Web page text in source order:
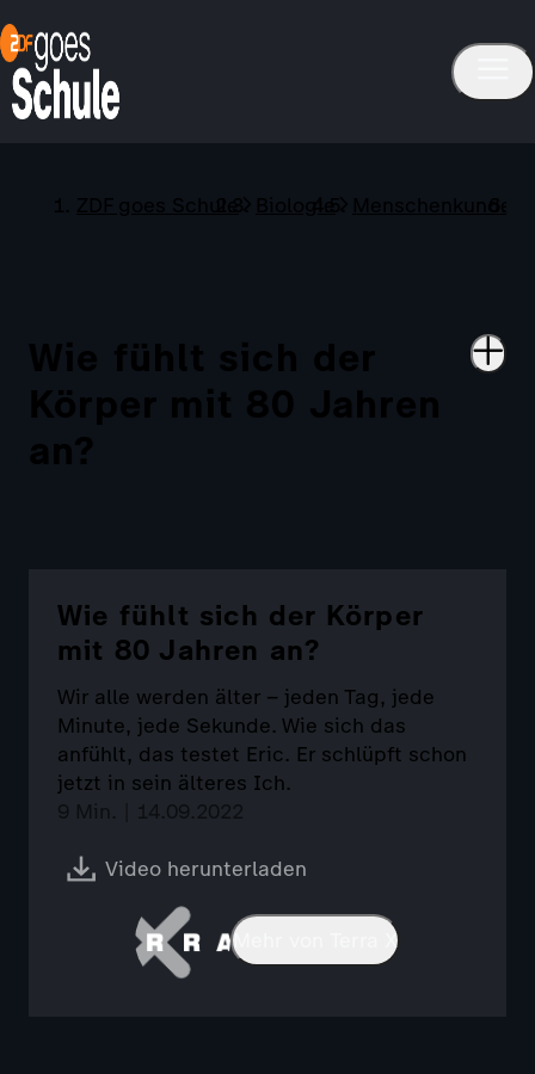
ZDF goes Schule Biologie Menschenkunde
Wie fühlt sich der
Körper mit 80 Jahren
an?
Wie fühlt sich der Körper
mit 80 Jahren an?
Wir alle werden älter – jeden Tag, jede
Minute, jede Sekunde. Wie sich das
anfühlt, das testet Eric. Er schlüpft schon
jetzt in sein älteres Ich.
9 Min. | 14.09.2022
Video herunterladen
Mehr von Terra X